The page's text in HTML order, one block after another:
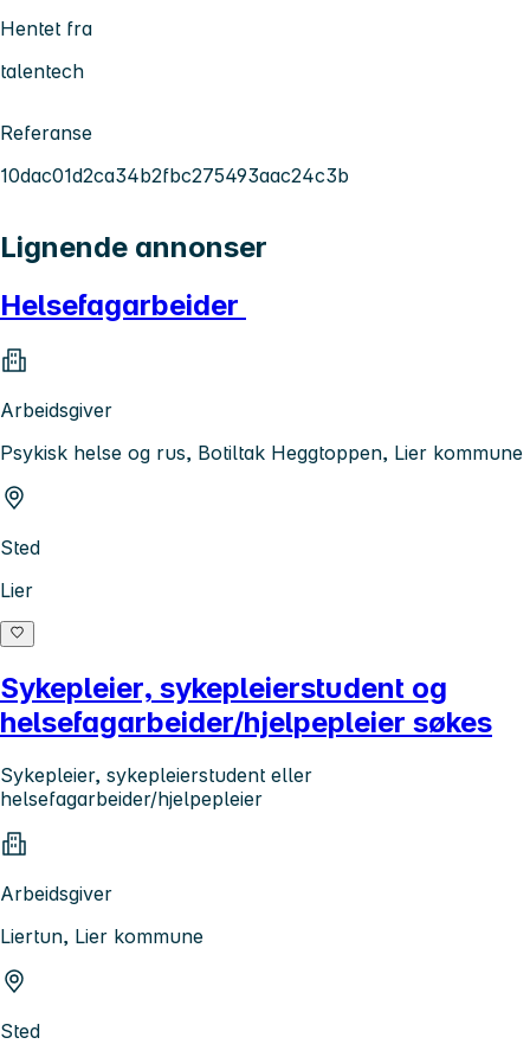
Hentet fra
talentech
Referanse
10dac01d2ca34b2fbc275493aac24c3b
Lignende annonser
Helsefagarbeider
Arbeidsgiver
Psykisk helse og rus, Botiltak Heggtoppen, Lier kommune
Sted
Lier
Sykepleier, sykepleierstudent og
helsefagarbeider/hjelpepleier søkes
Sykepleier, sykepleierstudent eller
helsefagarbeider/hjelpepleier
Arbeidsgiver
Liertun, Lier kommune
Sted